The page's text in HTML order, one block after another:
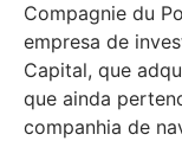
Compagnie du
empresa de
Capital, que
que ainda
companhia de